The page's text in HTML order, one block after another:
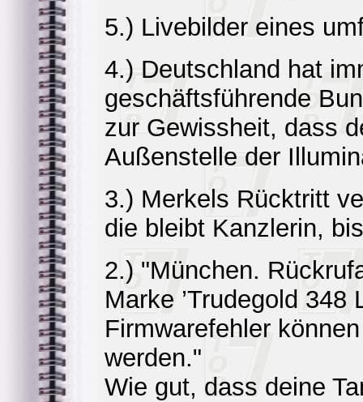
5.) Livebilder eines
4.) Deutschland hat
geschäftsführende
zur Gewissheit, dass
Außenstelle der
3.) Merkels Rücktritt
die bleibt Kanzlerin,
2.) "München.
Marke ’Trudegold 348
Firmwarefehler
werden."
Wie gut, dass deine